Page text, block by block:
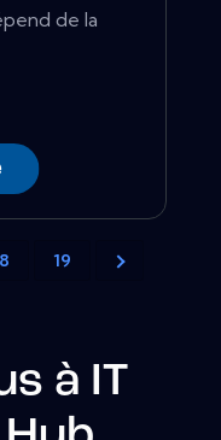
de la
19
à IT